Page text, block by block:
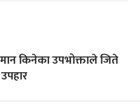
किनेका उपभोक्ताले जिते